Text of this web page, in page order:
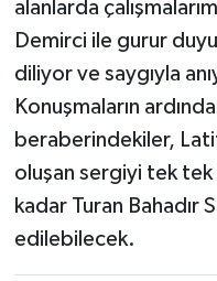
alanlarda
Demirci ile gurur
diliyor ve saygıyla
Konuşmaların
beraberindekiler,
oluşan sergiyi tek
kadar Turan Bahadır
edilebilecek.